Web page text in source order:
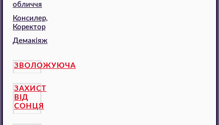
обличчя
Консилер,
Коректор
Демакіяж
ЗВОЛОЖУЮЧА
ЗАХИСТ
ВІД
СОНЦЯ